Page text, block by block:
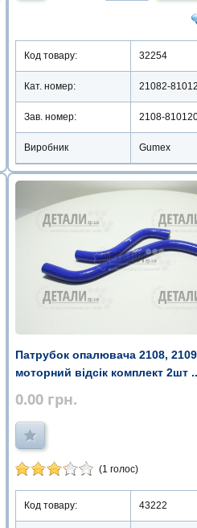
Код товару: 32254
Кат. номер: 21082-
Зав. номер: 2108-
Виробник Gumex
Патрубок опалювача 2108,
моторний відсік комплект 2шт
0.00 грн.
(1 голос)
Код товару: 43222